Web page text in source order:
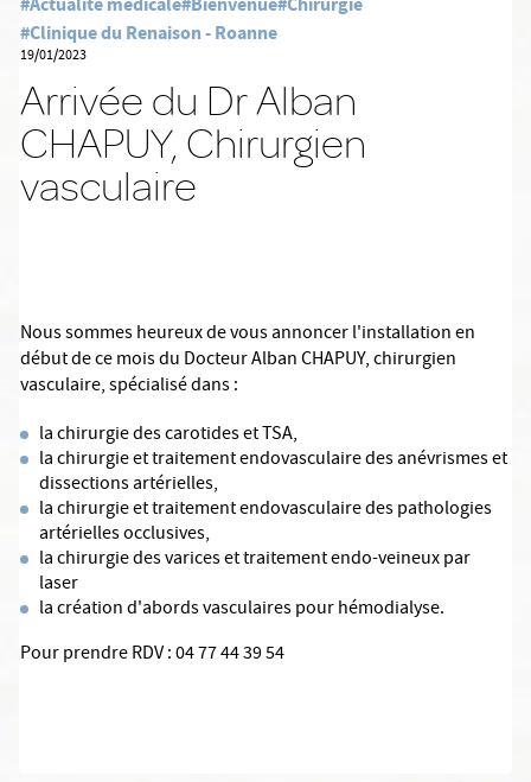
#Clinique du Renaison - Roanne
19/01/2023
Arrivée du Dr Alban
CHAPUY, Chirurgien
vasculaire
Nous sommes heureux de vous annoncer l'installation en
début de ce mois du Docteur Alban CHAPUY, chirurgien
vasculaire, spécialisé dans :
la chirurgie des carotides et TSA,
la chirurgie et traitement endovasculaire des anévrismes et
dissections artérielles,
la chirurgie et traitement endovasculaire des pathologies
artérielles occlusives,
la chirurgie des varices et traitement endo-veineux par
laser
la création d'abords vasculaires pour hémodialyse.
Pour prendre RDV : 04 77 44 39 54